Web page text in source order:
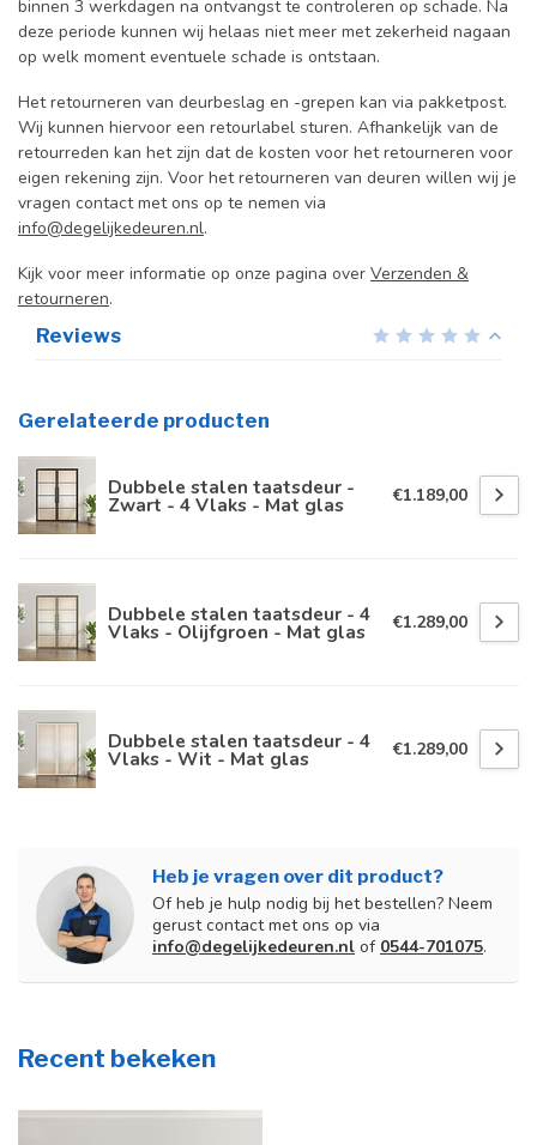
binnen 3 werkdagen na ontvangst te controleren op schade. Na
deze periode kunnen wij helaas niet meer met zekerheid nagaan
op welk moment eventuele schade is ontstaan.
Het retourneren van deurbeslag en -grepen kan via pakketpost.
Wij kunnen hiervoor een retourlabel sturen. Afhankelijk van de
retourreden kan het zijn dat de kosten voor het retourneren voor
eigen rekening zijn. Voor het retourneren van deuren willen wij je
vragen contact met ons op te nemen via
info@degelijkedeuren.nl.
Kijk voor meer informatie op onze pagina over Verzenden &
retourneren.
Reviews
Gerelateerde producten
Dubbele stalen taatsdeur -
Zwart - 4 Vlaks - Mat glas €1.189,00
Dubbele stalen taatsdeur - 4
Vlaks - Olijfgroen - Mat glas €1.289,00
Dubbele stalen taatsdeur - 4
Vlaks - Wit - Mat glas €1.289,00
Heb je vragen over dit product?
Of heb je hulp nodig bij het bestellen? Neem
gerust contact met ons op via
info@degelijkedeuren.nl of 0544-701075.
Recent bekeken